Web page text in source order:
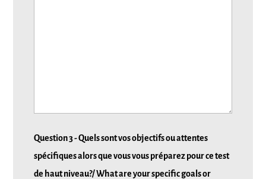
Question 3 - Quels sont vos objectifs ou attentes
spécifiques alors que vous vous préparez pour ce test
de haut niveau?/ What are your specific goals or